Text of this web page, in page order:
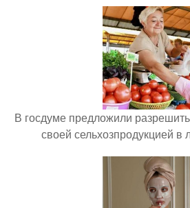
В госдуме предложили
своей сельхозпродукцией в